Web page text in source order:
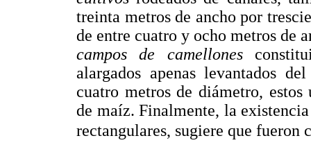
treinta metros de ancho por
de entre cuatro y ocho metros de
campos de camellones
alargados apenas levantados
cuatro metros de diámetro,
de maíz. Finalmente, la
rectangulares, sugiere que